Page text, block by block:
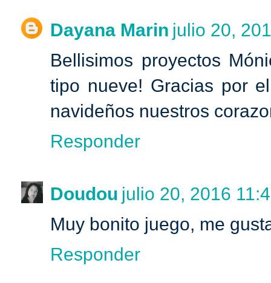
Dayana Marin julio 20,
Bellisimos proyectos
tipo nueve! Gracias por
navideños nuestros
Responder
Doudou julio 20, 2016
Muy bonito juego, me
Responder